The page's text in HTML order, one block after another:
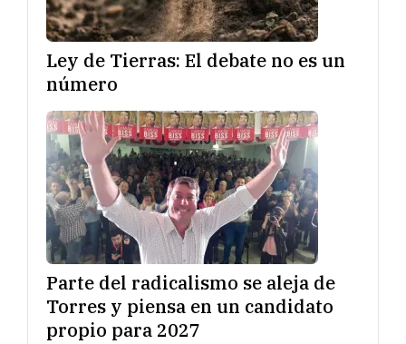
Ley de Tierras: El debate no es un
número
Parte del radicalismo se aleja de
Torres y piensa en un candidato
propio para 2027